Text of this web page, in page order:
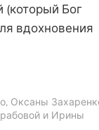
Бог
вдохновения
Оксаны
и Ирины